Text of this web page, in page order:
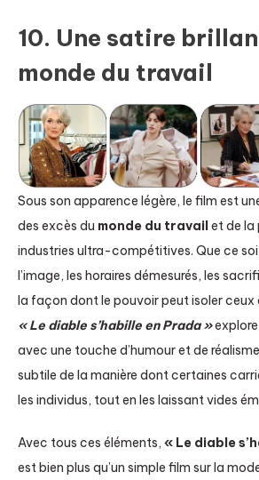
10. Une satire
monde du travail
Sous son apparence légère, le film est
des excès du monde du travailet de la
industries ultra-compétitives. Que ce
l’image, les horaires démesurés, les
la façon dont le pouvoir peut isoler ceux
« Le diable s’habille en Prada »
avec une touche d’humour et de
subtile de la manière dont certaines
les individus, tout en les laissant vides
Avec tous ces éléments, « Le diable
est bien plus qu’un simple film sur la